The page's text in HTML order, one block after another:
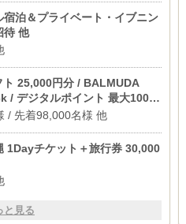
宿泊＆プライベート・イブニン
待 他
25,000円分 / BALMUDA
/ デジタルポイント 最大100円
/ 先着98,000名様 他
1Dayチケット＋旅行券 30,000
と見る